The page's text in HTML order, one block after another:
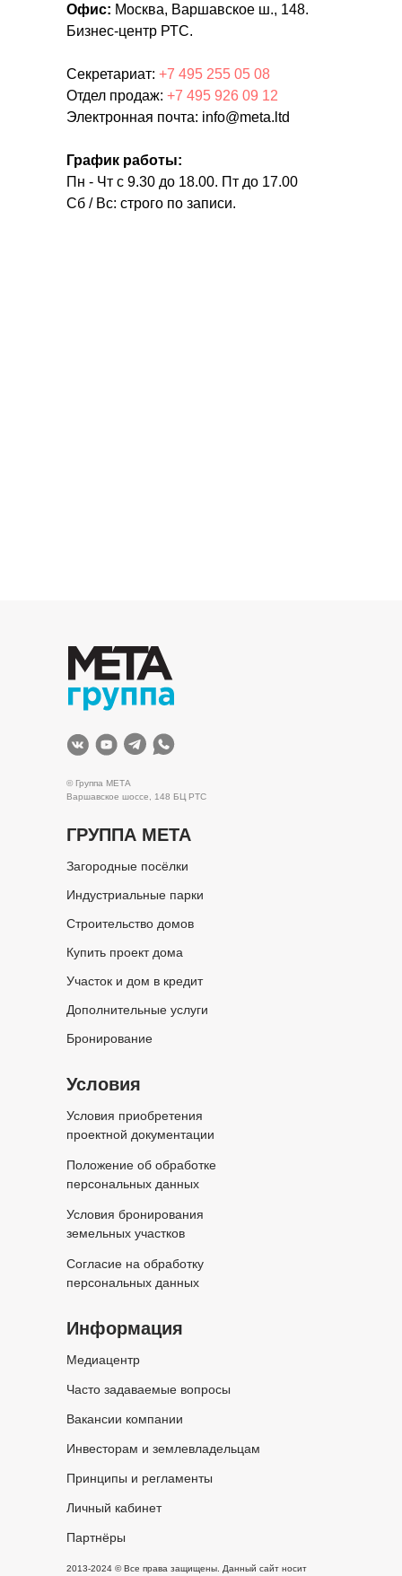
Офис: Москва, Варшавское ш., 148.
Бизнес-центр РТС.
Секретариат: +7 495 255 05 08
Отдел продаж: +7 495 926 09 12
Электронная почта: info@meta.ltd
График работы:
Пн - Чт с 9.30 до 18.00. Пт до 17.00
Сб / Вс: строго по записи.
© Группа МЕТА
Варшавское шоссе, 148 БЦ РТС
2013-2024 © Все права защищены. Данный сайт носит
ГРУППА МЕТА
Загородные посёлки
Индустриальные парки
Строительство домов
Купить проект дома
Участок и дом в кредит
Дополнительные услуги
Бронирование
Условия
Информация
Условия приобретения
проектной документации
Медиацентр
Положение об обработке
персональных данных
Часто задаваемые вопросы
Условия бронирования
земельных участков
Вакансии компании
Согласие на обработку
персональных данных
Инвесторам и землевладельцам
Принципы и регламенты
Личный кабинет
Партнёры